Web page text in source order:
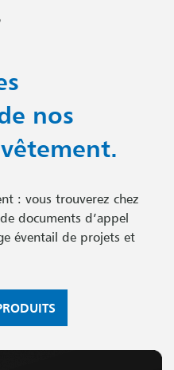
nos
: vous trouverez chez
documents d’appel
éventail de projets et